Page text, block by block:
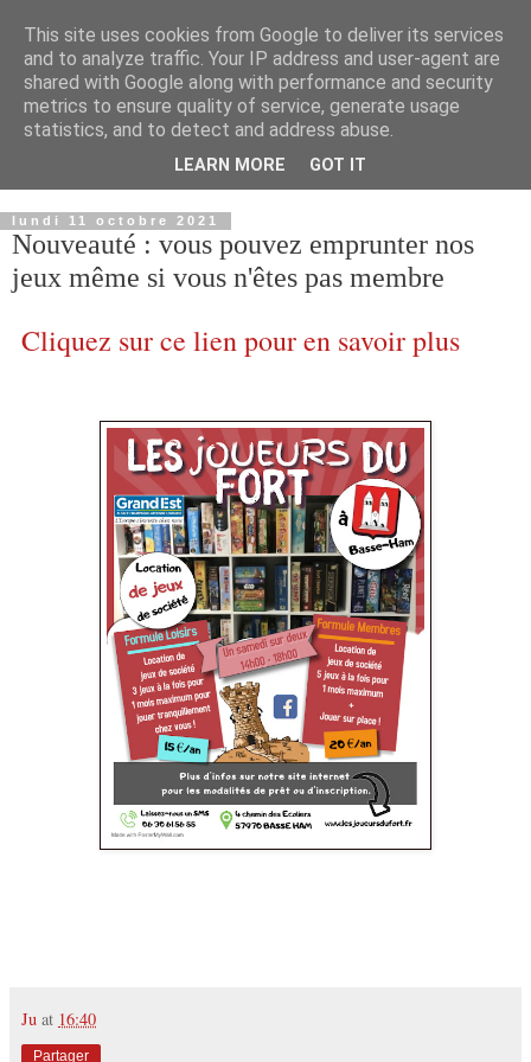
lundi 11 octobre 2021
Nouveauté : vous pouvez emprunter nos
jeux même si vous n'êtes pas membre
Cliquez sur ce lien pour en savoir plus
Ju at 16:40
Partager
This site uses cookies from Google to deliver its services
and to analyze traffic. Your IP address and user-agent are
shared with Google along with performance and security
metrics to ensure quality of service, generate usage
statistics, and to detect and address abuse.
LEARN MORE GOT IT